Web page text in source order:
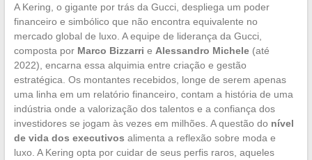
A Kering, o gigante por trás da Gucci, despliega um poder
financeiro e simbólico que não encontra equivalente no
mercado global de luxo. A equipe de liderança da Gucci,
composta por Marco Bizzarri e Alessandro Michele(até
2022), encarna essa alquimia entre criação e gestão
estratégica. Os montantes recebidos, longe de serem apenas
uma linha em um relatório financeiro, contam a história de uma
indústria onde a valorização dos talentos e a confiança dos
investidores se jogam às vezes em milhões. A questão do nível
de vida dos executivos alimenta a reflexão sobre moda e
luxo. A Kering opta por cuidar de seus perfis raros, aqueles